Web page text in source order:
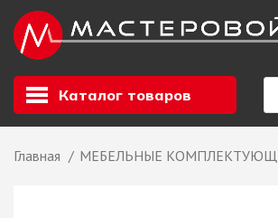
Каталог товаров
Главная МЕБЕЛЬНЫЕ